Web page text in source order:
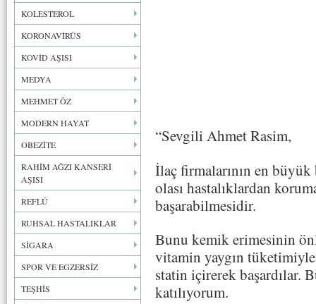
KOLESTEROL
KORONAVİRÜS
KOVİD AŞISI
MEDYA
MEHMET ÖZ
MODERN HAYAT
OBEZİTE
RAHİM AĞZI KANSERİ
AŞISI
REFLÜ
RUHSAL HASTALIKLAR
SİGARA
SPOR VE EGZERSİZ
TEŞHİS
“Sevgili Ahmet Rasim,
İlaç firmalarının en büyük
olası hastalıklardan
başarabilmesidir.
Bunu kemik erimesinin
vitamin yaygın
statin içirerek başardılar.
katılıyorum.